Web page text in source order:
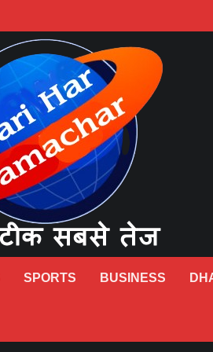
SPORTS BUSINESS